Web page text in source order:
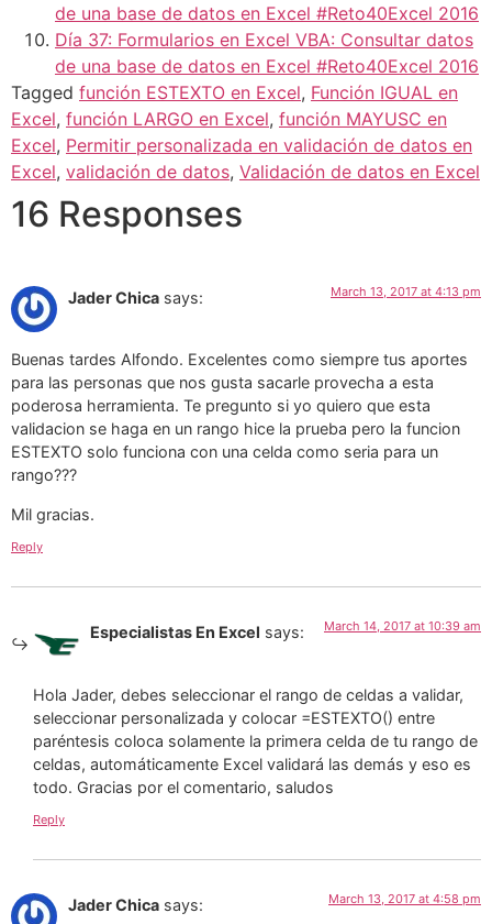
de una base de datos en Excel #Reto40Excel 2016
Día 37: Formularios en Excel VBA: Consultar datos
de una base de datos en Excel #Reto40Excel 2016
Tagged función ESTEXTO en Excel, Función IGUAL en
Excel, función LARGO en Excel, función MAYUSC en
Excel, Permitir personalizada en validación de datos en
Excel, validación de datos, Validación de datos en Excel
16 Responses
Jader Chica says: March 13, 2017 at 4:13 pm
Buenas tardes Alfondo. Excelentes como siempre tus aportes
para las personas que nos gusta sacarle provecha a esta
poderosa herramienta. Te pregunto si yo quiero que esta
validacion se haga en un rango hice la prueba pero la funcion
ESTEXTO solo funciona con una celda como seria para un
rango???
Mil gracias.
Reply
Especialistas En Excel says: March 14, 2017 at 10:39 am
Hola Jader, debes seleccionar el rango de celdas a validar,
seleccionar personalizada y colocar =ESTEXTO() entre
paréntesis coloca solamente la primera celda de tu rango de
celdas, automáticamente Excel validará las demás y eso es
todo. Gracias por el comentario, saludos
Reply
Jader Chica says: March 13, 2017 at 4:58 pm